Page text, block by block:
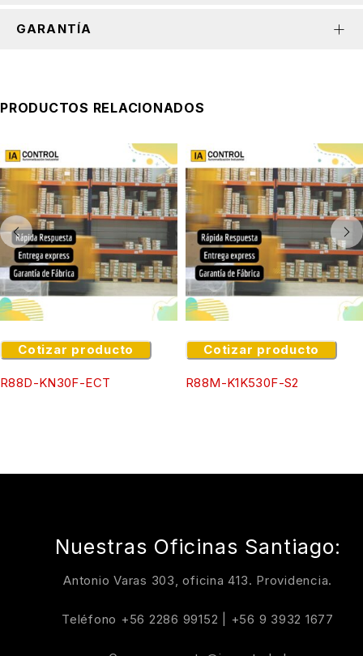
GARANTÍA
PRODUCTOS RELACIONADOS
Cotizar producto
R88D-KN30F-ECT
Cotizar producto
R88M-K1K530F-S2
Nuestras Oficinas Santiago:
Antonio Varas 303, oficina 413. Providencia.
Teléfono +56 2286 99152 +56 9 3932 1677